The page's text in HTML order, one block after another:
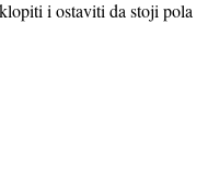
i ostaviti da stoji pola